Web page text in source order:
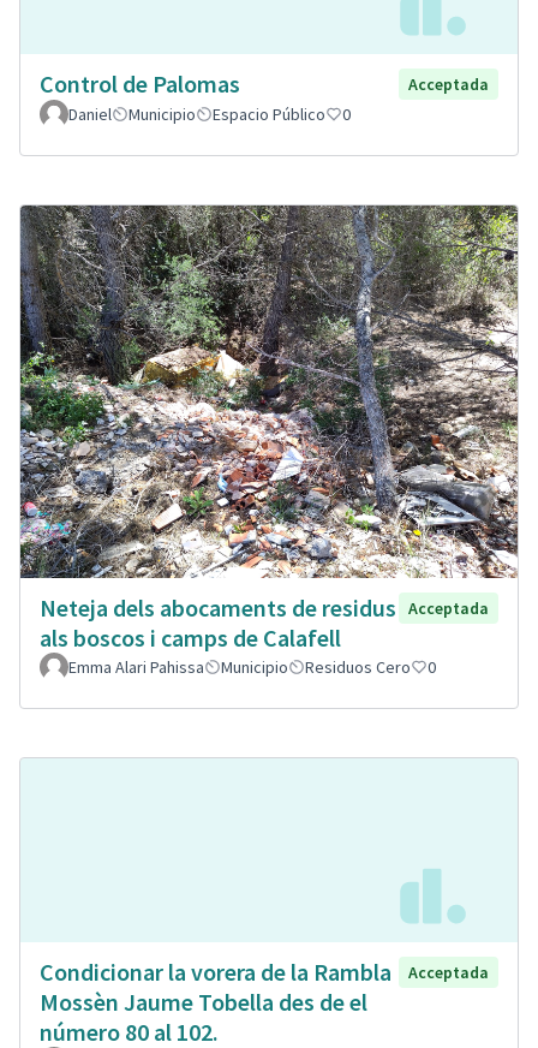
Control de Palomas
Acceptada
Daniel
Municipio Espacio Público 0
Neteja dels abocaments de residus
als boscos i camps de Calafell
Acceptada
Emma Alari Pahissa Municipio Residuos Cero 0
Condicionar la vorera de la Rambla
Mossèn Jaume Tobella des de el
número 80 al 102.
Acceptada